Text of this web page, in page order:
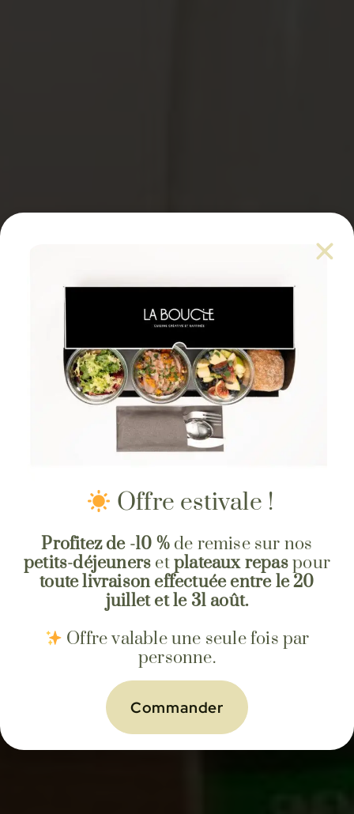
Une cuisine élaborée et
gourmande
100% faite-maison
LA BOUCLE TRAITEUR À LYON
plateaux-repas chauds ou froids pour vos
événements d’entreprise.
Un format inédit, visuel mais surtour éco-
responsable !
Commander en
En savoir
Offre estivale !
Profitez de -10 %de remise sur nos
petits-déjeuners etplateaux repaspour
toute livraison effectuée entre le 20
juillet et le 31 août.
Offre valable une seule fois par
personne.
Commander